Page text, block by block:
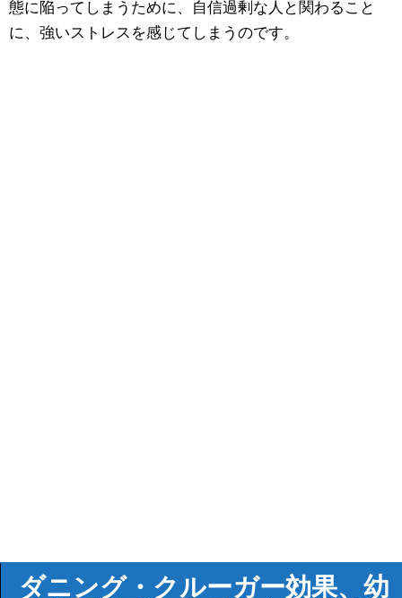
態に陥ってしまうために、自信過剰な人と関わること
に、強いストレスを感じてしまうのです。
ダニング・クルーガー効果、幼